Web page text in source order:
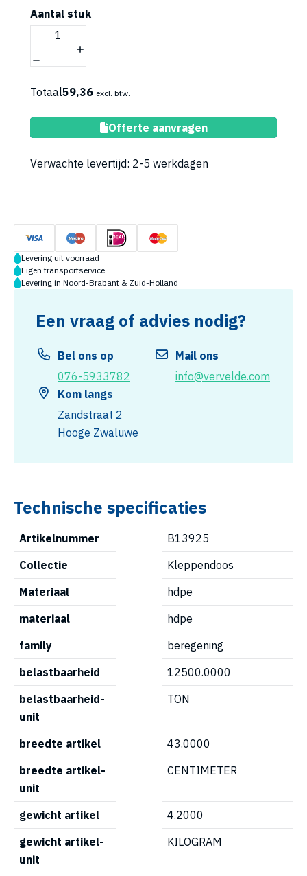
Aantal stuk
Totaal59,36 excl. btw.
Toevoegen aan winkelwagen
Offerte aanvragen
Verwachte levertijd: 2-5 werkdagen
Levering uit voorraad
Eigen transportservice
Levering in Noord-Brabant & Zuid-Holland
Een vraag of advies nodig?
Bel ons op
076-5933782
Mail ons
info@vervelde.com
Kom langs
Zandstraat 2
Hooge Zwaluwe
Technische specificaties
Artikelnummer
B13925
Collectie
Kleppendoos
Materiaal
hdpe
materiaal
hdpe
family
beregening
belastbaarheid
12500.0000
belastbaarheid-
unit
TON
breedte artikel
43.0000
breedte artikel-
unit
CENTIMETER
gewicht artikel
4.2000
gewicht artikel-
unit
KILOGRAM